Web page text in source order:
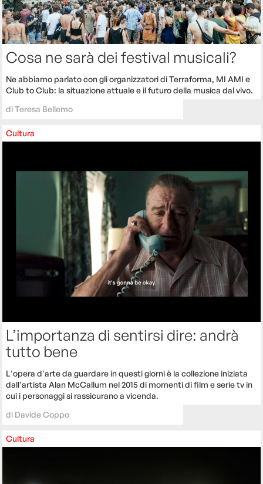
Cosa ne sarà dei festival musicali?
Ne abbiamo parlato con gli organizzatori di Terraforma, MI AMI e
Club to Club: la situazione attuale e il futuro della musica dal vivo.
diTeresa Bellemo
Cultura
L’importanza di sentirsi dire: andrà
tutto bene
L'opera d'arte da guardare in questi giorni è la collezione iniziata
dall'artista Alan McCallum nel 2015 di momenti di film e serie tv in
cui i personaggi si rassicurano a vicenda.
di Davide Coppo
Cultura